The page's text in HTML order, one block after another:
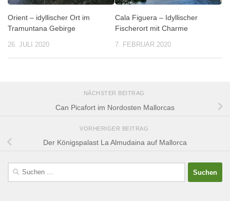
Orient – idyllischer Ort im
Tramuntana Gebirge
26. JULI 2020
Cala Figuera – Idyllischer
Fischerort mit Charme
7. FEBRUAR 2020
NÄCHSTER BEITRAG
Can Picafort im Nordosten Mallorcas
VORHERIGER BEITRAG
Der Königspalast La Almudaina auf Mallorca
Suchen
nach: